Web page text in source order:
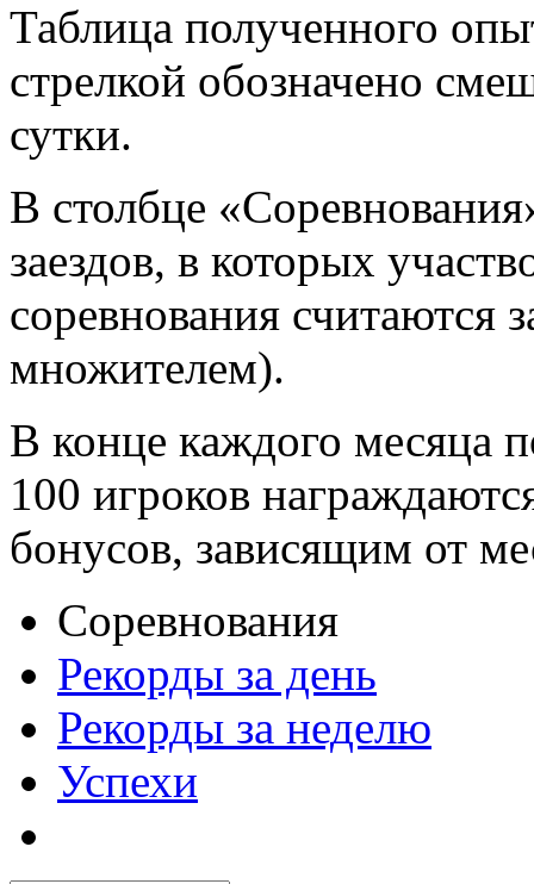
Таблица полученного
стрелкой обозначено
сутки.
В столбце
заездов, в которых
соревнования считаются
множителем).
В конце каждого месяца
100 игроков
бонусов, зависящим от
Соревнования
Рекорды за день
Рекорды за неделю
Успехи